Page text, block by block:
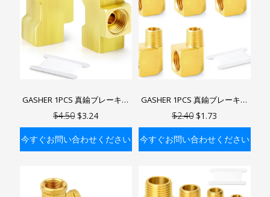
GASHER 1PCS 真鍮ブレーキラ
インT継手ねじ逆フレアメスユ
$4.50 $3.24
今すぐお問い合わせください
GASHER 1PCS 真鍮ブレーキラ
イン 90度エルボ継手 ねじ 逆フ
空気/液体/ガス用
$2.40 $1.73
今すぐお問い合わせください